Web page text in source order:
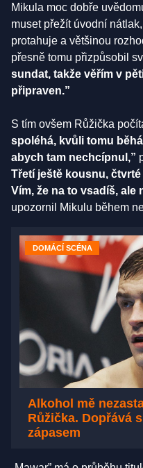
Mikula moc dobře
muset přežít úvodní
protahuje a většinou
přesně tomu přizpůsobil
sundat, takže věřím v
připraven.”
S tím ovšem Růžička
spoléhá, kvůli tomu
abych tam nechcípnul,”
Třetí ještě kousnu,
Vím, že na to vsadíš, ale
upozornil Mikulu během
DOMÁCÍ SCÉNA
Alkohol mě
Růžička. Dopřává
zápasem